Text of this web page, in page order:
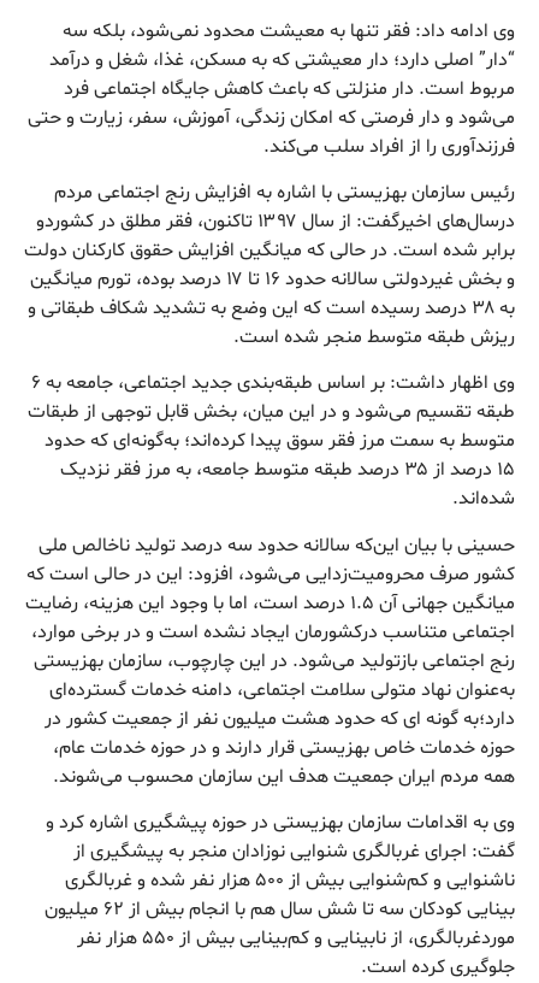
وی ادامه داد: فقر تنها به معیشت محدود نمی‌شود، بلکه سه
“دار” اصلی دارد؛ دار معیشتی که به مسکن، غذا، شغل و درآمد
مربوط است. دار منزلتی که باعث کاهش جایگاه اجتماعی فرد
می‌شود و دار فرصتی که امکان زندگی، آموزش، سفر، زیارت و حتی
فرزندآوری را از افراد سلب می‌کند.
رئیس سازمان بهزیستی با اشاره به افزایش رنج اجتماعی مردم
درسال‌های اخیرگفت: از سال ۱۳۹۷ تاکنون، فقر مطلق در کشوردو
برابر شده است. در حالی که میانگین افزایش حقوق کارکنان دولت
و بخش غیردولتی سالانه حدود ۱۶ تا ۱۷ درصد بوده، تورم میانگین
به ۳۸ درصد رسیده است که این وضع به تشدید شکاف طبقاتی و
ریزش طبقه متوسط منجر شده است.
وی اظهار داشت: بر اساس طبقه‌بندی جدید اجتماعی، جامعه به ۶
طبقه تقسیم می‌شود و در این میان، بخش قابل توجهی از طبقات
متوسط به سمت مرز فقر سوق پیدا کرده‌اند؛ به‌گونه‌ای که حدود
۱۵ درصد از ۳۵ درصد طبقه متوسط جامعه، به مرز فقر نزدیک
شده‌اند.
حسینی با بیان این‌که سالانه حدود سه درصد تولید ناخالص ملی
کشور صرف محرومیت‌زدایی می‌شود، افزود: این در حالی است که
میانگین جهانی آن ۱.۵ درصد است، اما با وجود این هزینه‌، رضایت
اجتماعی متناسب درکشورمان ایجاد نشده است و در برخی موارد،
رنج اجتماعی بازتولید می‌شود. در این چارچوب، سازمان بهزیستی
به‌عنوان نهاد متولی سلامت اجتماعی، دامنه خدمات گسترده‌ای
دارد؛به گونه ای که حدود هشت میلیون نفر از جمعیت کشور در
حوزه خدمات خاص بهزیستی قرار دارند و در حوزه خدمات عام،
همه مردم ایران جمعیت هدف این سازمان محسوب می‌شوند.
وی به اقدامات سازمان بهزیستی در حوزه پیشگیری اشاره کرد و
گفت: اجرای غربالگری شنوایی نوزادان منجر به پیشگیری از
ناشنوایی و کم‌شنوایی بیش از ۵۰۰ هزار نفر شده و غربالگری
بینایی کودکان سه تا شش سال هم با انجام بیش از ۶۲ میلیون
موردغربالگری، از نابینایی و کم‌بینایی بیش از ۵۵۰ هزار نفر
جلوگیری کرده است.